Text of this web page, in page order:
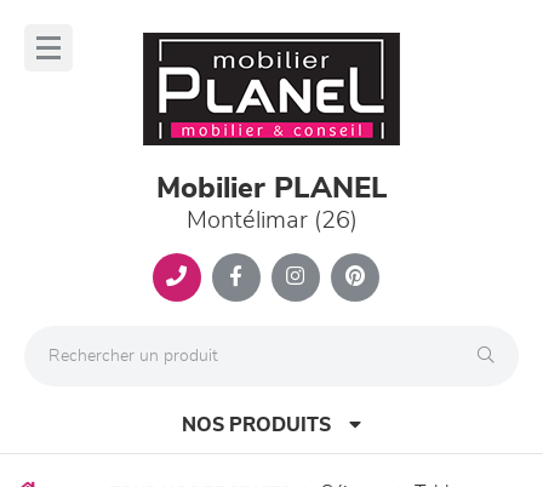
Mobilier PLANEL
Montélimar (26)
NOS PRODUITS